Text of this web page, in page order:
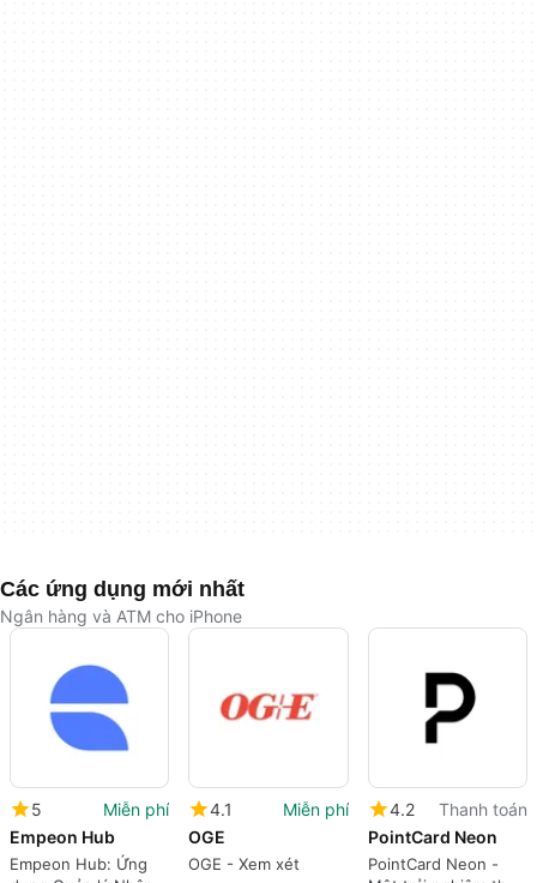
Các ứng dụng mới nhất
Ngân hàng và ATM cho iPhone
5
Miễn phí
Empeon Hub
Empeon Hub: Ứng
4.1
Miễn phí
OGE
OGE - Xem xét
4.2
Thanh toán
PointCard Neon
PointCard Neon -